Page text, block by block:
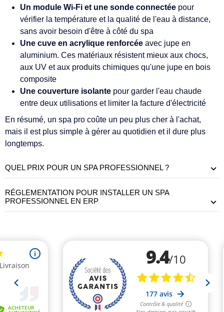
Un module Wi-Fi et une sonde connectée pour
vérifier la température et la qualité de l'eau à distance,
sans avoir besoin d'être à côté du spa
Une cuve en acrylique renforcée avec jupe en
aluminium. Ces matériaux résistent mieux aux chocs,
aux UV et aux produits chimiques qu'une jupe en bois
composite
Une couverture isolante pour garder l'eau chaude
entre deux utilisations et limiter la facture d'électricité
En résumé, un spa pro coûte un peu plus cher à l'achat,
mais il est plus simple à gérer au quotidien et il dure plus
longtemps.
QUEL PRIX POUR UN SPA PROFESSIONNEL ?
RÉGLEMENTATION POUR INSTALLER UN SPA
PROFESSIONNEL EN ERP